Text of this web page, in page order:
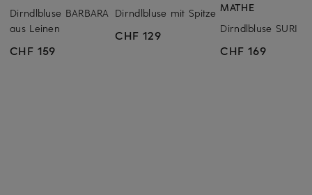
Dirndlbluse BARBARA
aus Leinen
CHF 159
Dirndlbluse mit Spitze
CHF 129
MATHE
Dirndlbluse SURI
CHF 169